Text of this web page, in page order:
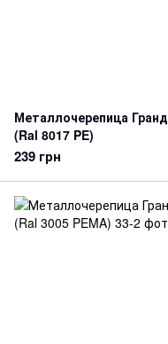
Металлочерепица Гранд
(Ral 8017 PE)
239 грн